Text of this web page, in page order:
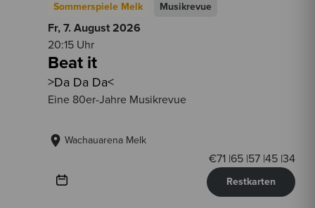
Sommerspiele Melk Musikrevue
Fr, 7. August 2026
20:15 Uhr
Beat it
>Da Da Da<
Eine 80er-Jahre Musikrevue
Wachauarena Melk
Restkarten
€71 |65 |57 |45 |34